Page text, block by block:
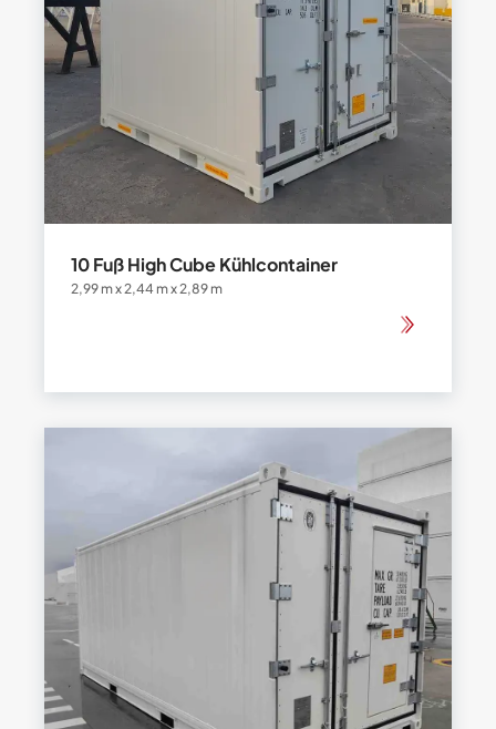
10 Fuß High Cube Kühlcontainer
2,99 m x 2,44 m x 2,89 m